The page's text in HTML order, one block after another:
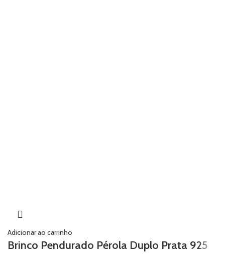
Adicionar ao carrinho
Brinco Pendurado Pérola Duplo Prata 925